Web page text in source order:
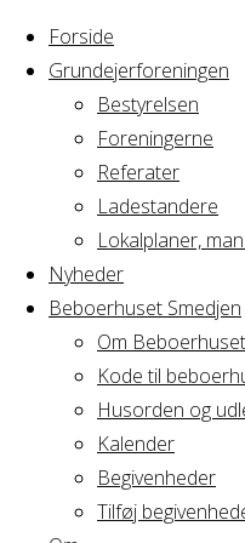
Forside
Grundejerforeningen
Bestyrelsen
Foreningerne
Referater
Ladestandere
Lokalplaner,
Nyheder
Beboerhuset Smedjen
Om
Kode til
Husorden og
Kalender
Begivenheder
Tilføj
Home
Lokalplaner,
manualer og
farvekoder